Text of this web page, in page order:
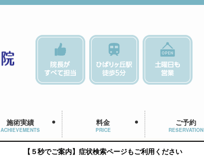
施術実績
ACHIEVEMENTS
料金
PRICE
ご予約
RESERVATION
【５秒でご案内】症状検索ページもご利用ください